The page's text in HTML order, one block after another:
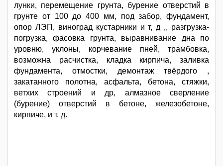
лунки, перемещение грунта, бурение отверстий в
грунте от 100 до 400 мм, под забор, фундамент,
опор ЛЭП, виноград кустарники и т, д ,, разгрузка-
погрузка, фасовка грунта, выравнивание дна по
уровню, уклоны, корчевание пней, трамбовка,
возможна расчистка, кладка кирпича, заливка
фундамента, отмостки, демонтаж твёрдого ,
закатанного полотна, асфальта, бетона, стяжки,
ветхих строений и др, алмазное сверление
(бурение) отверстий в бетоне, железобетоне,
кирпиче, и т. д.